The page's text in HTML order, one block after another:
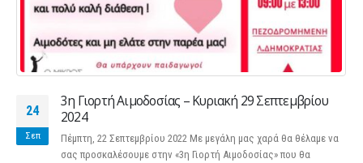
24
Σεπ
3η Γιορτή Αιμοδοσίας – Κυριακή 29 Σεπτεμβρίου
2024
Πέμπτη, 22 Σεπτεμβρίου 2022 Με μεγάλη μας χαρά θα θέλαμε να
σας προσκαλέσουμε στην «3η Γιορτή Αιμοδοσίας» που θα